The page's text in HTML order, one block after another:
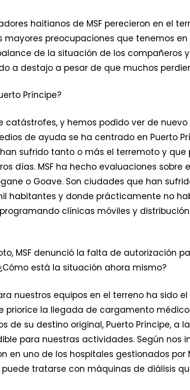
haitianos de MSF perecieron en el
mayores preocupaciones que tenemos
de la situación de los compañeros
a destajo a pesar de que muchos
Príncipe?
catástrofes, y hemos podido ver de
de ayuda se ha centrado en Puerto
sufrido tanto o más el terremoto y
días. MSF ha hecho evaluaciones
o Goave. Son ciudades que han
habitantes y donde prácticamente no
clínicas móviles y
MSF denunció la falta de autorización
está la situación ahora mismo?
nuestros equipos en el terreno ha sido
priorice la llegada de cargamento
de su destino original, Puerto Príncipe, a
para nuestras actividades. Según nos
en uno de los hospitales gestionados por
tratarse con máquinas de diálisis